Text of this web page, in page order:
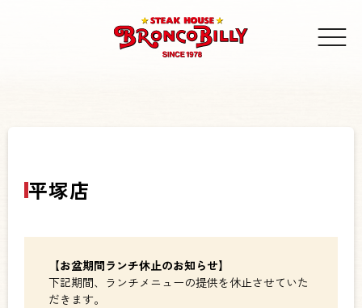
平塚店
【お盆期間ランチ休止のお知らせ】
下記期間、ランチメニューの提供を休止させていた
だきます。